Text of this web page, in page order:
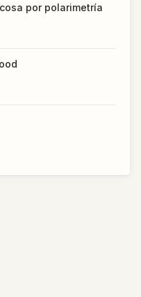
por polarimetría